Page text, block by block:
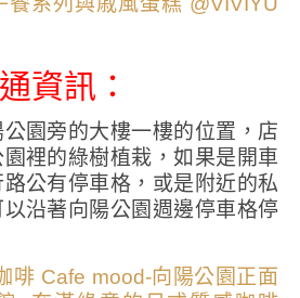
資訊：
園旁的大樓一樓的位置，店
裡的綠樹植栽，如果是開車
公有停車格，或是附近的私
沿著向陽公園週邊停車格停